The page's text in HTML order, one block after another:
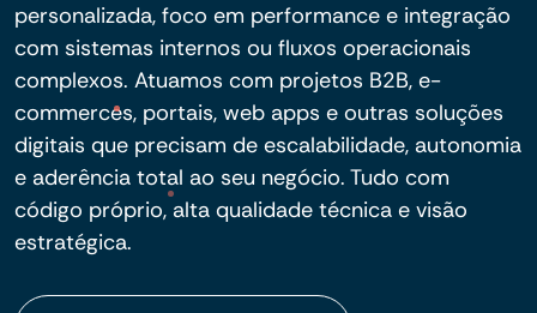
personalizada, foco em performance e integração
com sistemas internos ou fluxos operacionais
complexos. Atuamos com projetos B2B, e-
commerces, portais, web apps e outras soluções
digitais que precisam de escalabilidade, autonomia
e aderência total ao seu negócio. Tudo com
código próprio, alta qualidade técnica e visão
estratégica.